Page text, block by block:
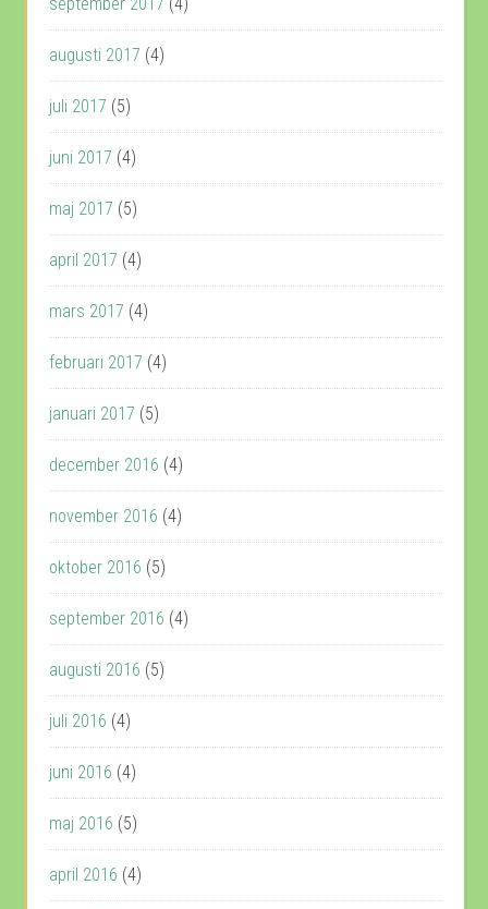
augusti 2017 (4)
juli 2017 (5)
juni 2017 (4)
maj 2017 (5)
april 2017 (4)
mars 2017 (4)
februari 2017 (4)
januari 2017 (5)
december 2016 (4)
november 2016 (4)
oktober 2016 (5)
september 2016 (4)
augusti 2016 (5)
juli 2016 (4)
juni 2016 (4)
maj 2016 (5)
april 2016 (4)